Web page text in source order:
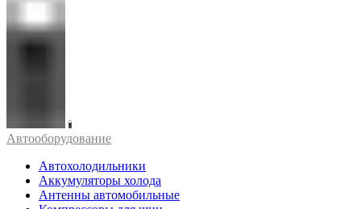
Автооборудование
Автохолодильники
Аккумуляторы холода
Антенны автомобильные